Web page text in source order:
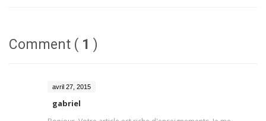
Comment ( 1 )
avril 27, 2015
gabriel